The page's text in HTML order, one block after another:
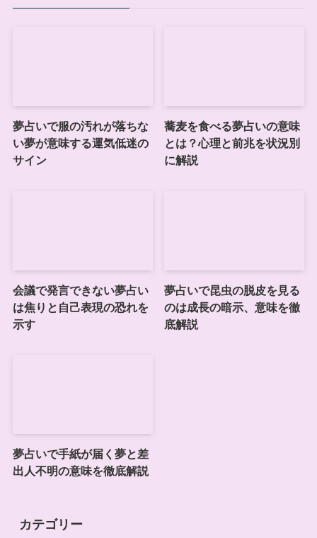
夢占いで服の汚れが落ちな
い夢が意味する運気低迷の
サイン
蕎麦を食べる夢占いの意味
とは？心理と前兆を状況別
に解説
会議で発言できない夢占い
は焦りと自己表現の恐れを
示す
夢占いで昆虫の脱皮を見る
のは成長の暗示、意味を徹
底解説
夢占いで手紙が届く夢と差
出人不明の意味を徹底解説
カテゴリー